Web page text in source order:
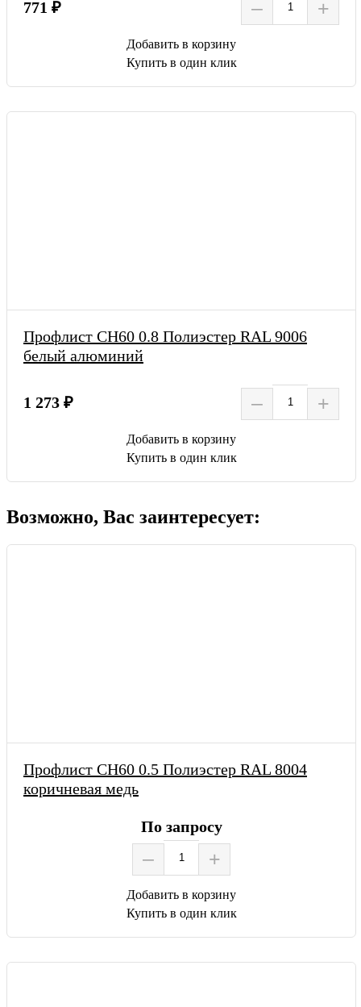
771 ₽ – +
Добавить в корзину
Купить в один клик
Профлист СН60 0.8 Полиэстер RAL 9006
белый алюминий
1 273 ₽ – +
Добавить в корзину
Купить в один клик
Возможно, Вас заинтересует:
Профлист СН60 0.5 Полиэстер RAL 8004
коричневая медь
По запросу
– +
Добавить в корзину
Купить в один клик